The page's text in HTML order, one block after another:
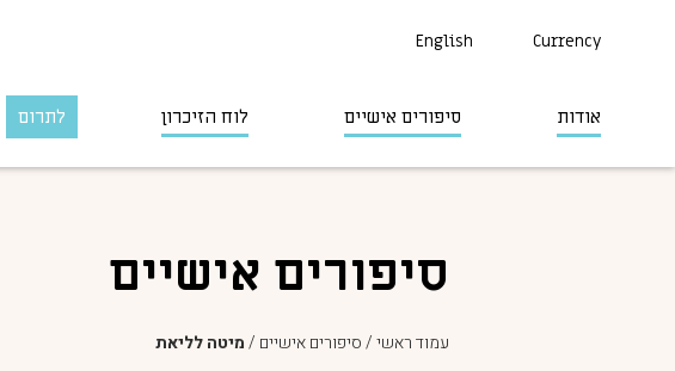
Currency
English
אודות סיפורים אישיים לוח הזיכרון לתרום
סיפורים אישיים
עמוד ראשי/סיפורים אישיים /מיטה לליאת